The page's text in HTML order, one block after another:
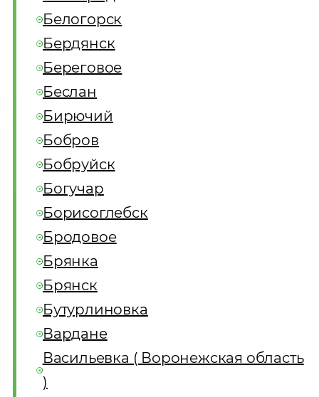
Белогорск
Бердянск
Береговое
Беслан
Бирючий
Бобров
Бобруйск
Богучар
Борисоглебск
Бродовое
Брянка
Брянск
Бутурлиновка
Вардане
Васильевка ( Воронежская область
)